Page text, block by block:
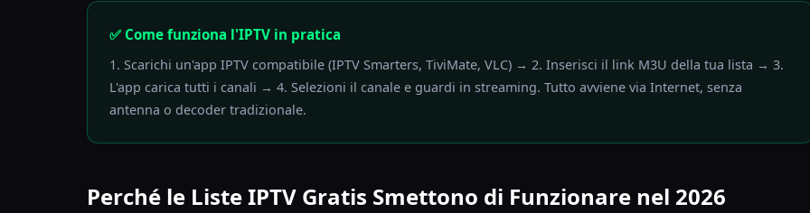
✅ Come funziona l'IPTV in pratica
1. Scarichi un'app IPTV compatibile (IPTV Smarters, TiviMate, VLC) → 2. Inserisci il link M3U della tua lista → 3.
L'app carica tutti i canali → 4. Selezioni il canale e guardi in streaming. Tutto avviene via Internet, senza
antenna o decoder tradizionale.
Perché le Liste IPTV Gratis Smettono di Funzionare nel 2026